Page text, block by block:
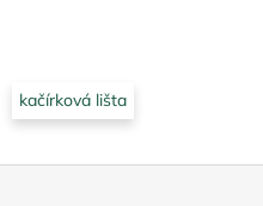
kačírková lišta